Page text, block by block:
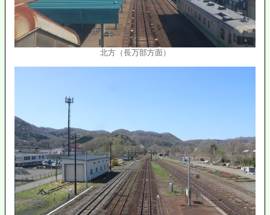
北方（長万部方面）